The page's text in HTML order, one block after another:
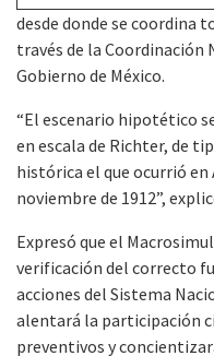
desde donde se coordina
través de la Coordinación
Gobierno de México.
“El escenario hipotético
en escala de Richter, de
histórica el que ocurrió en
noviembre de 1912”,
Expresó que el
verificación del correcto
acciones del Sistema
alentará la participación
preventivos y